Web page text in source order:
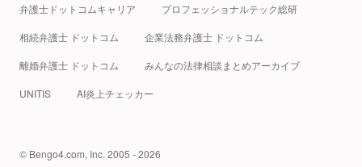
弁護士ドットコムキャリア プロフェッショナルテック総研
相続弁護士 ドットコム 企業法務弁護士 ドットコム
離婚弁護士 ドットコム みんなの法律相談まとめアーカイブ
UNITIS AI炎上チェッカー
© Bengo4.com, Inc. 2005 - 2026